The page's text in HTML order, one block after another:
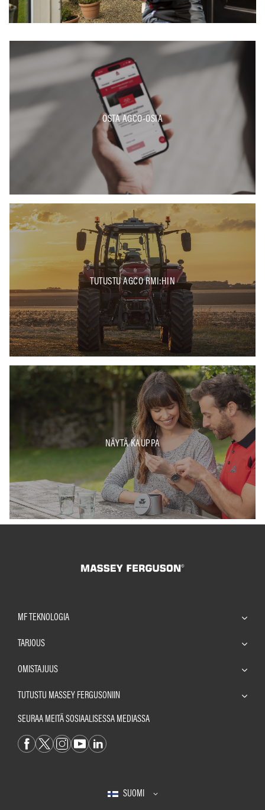
OSTA AGCO-OSIA
TUTUSTU AGCO RMI:HIN
NÄYTÄ KAUPPA
MF TEKNOLOGIA
TARJOUS
OMISTAJUUS
TUTUSTU MASSEY FERGUSONIIN
SEURAA MEITÄ SOSIAALISESSA MEDIASSA
SUOMI